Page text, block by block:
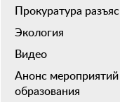
Прокуратура
Экология
Видео
Анонс
образования